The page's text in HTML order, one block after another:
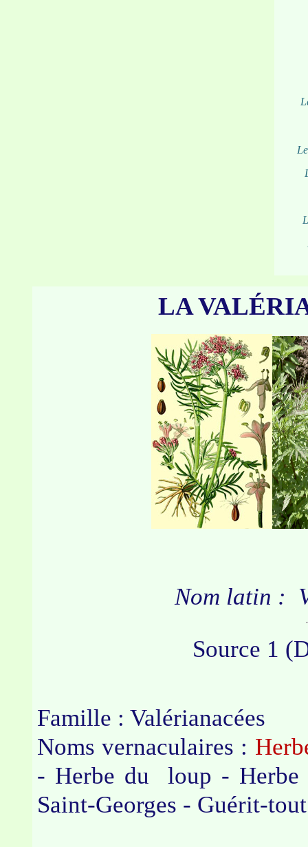
LA
Nom latin :
Source 1
Famille : Valérianacées
Noms vernaculaires :
- Herbe du loup - Herbe
Saint-Georges - Guérit-